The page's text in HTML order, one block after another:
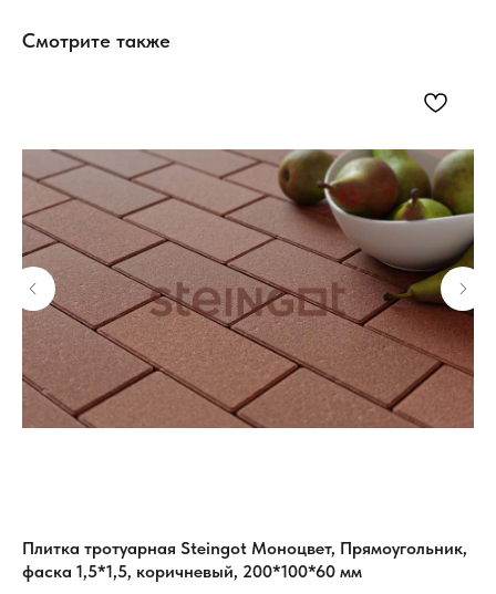
Смотрите также
Плитка тротуарная Steingot Моноцвет, Прямоугольник,
фаска 1,5*1,5, коричневый, 200*100*60 мм